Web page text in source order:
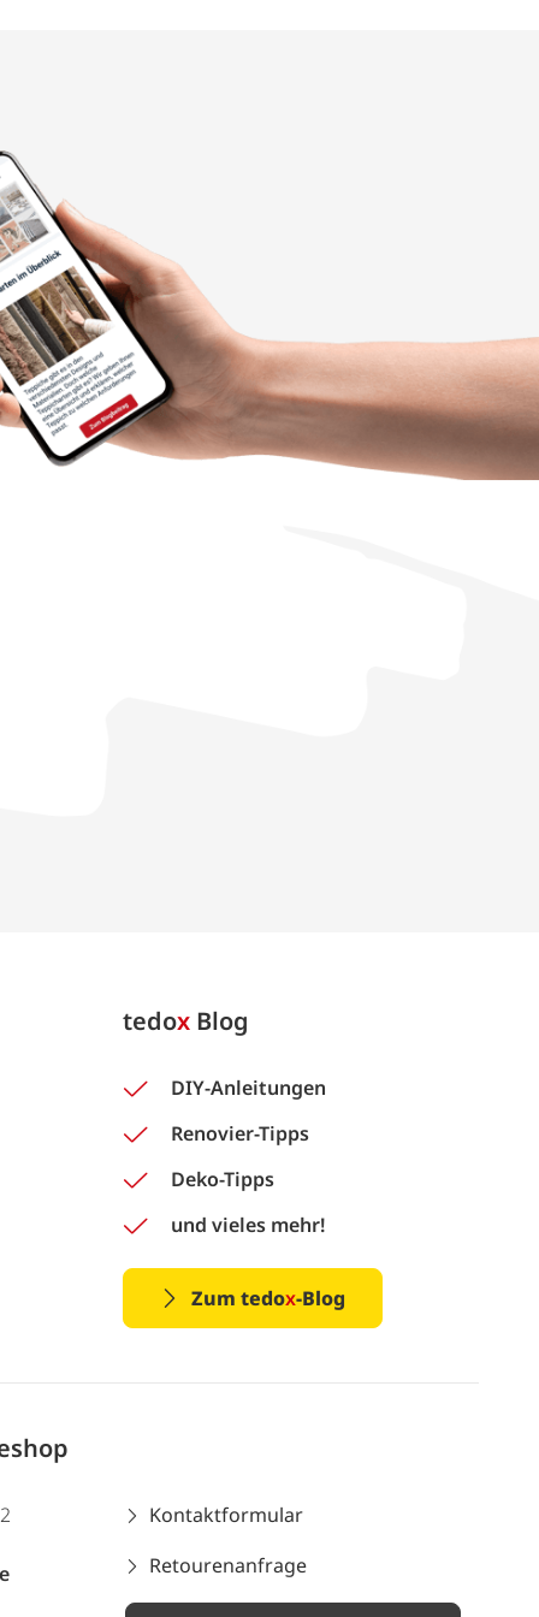
tedox Blog
DIY-Anleitungen
Renovier-Tipps
Deko-Tipps
und vieles mehr!
Zum tedox-Blog
Kontaktformular
Retourenanfrage